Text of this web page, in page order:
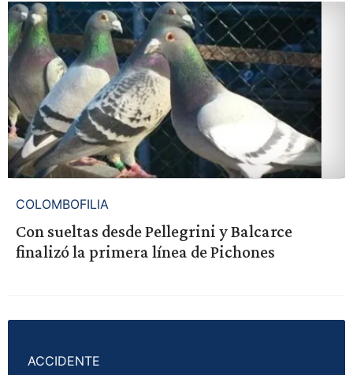
COLOMBOFILIA
Con sueltas desde Pellegrini y Balcarce
finalizó la primera línea de Pichones
ACCIDENTE